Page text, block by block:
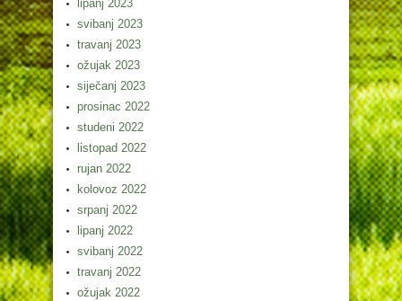
lipanj 2023
svibanj 2023
travanj 2023
ožujak 2023
siječanj 2023
prosinac 2022
studeni 2022
listopad 2022
rujan 2022
kolovoz 2022
srpanj 2022
lipanj 2022
svibanj 2022
travanj 2022
ožujak 2022